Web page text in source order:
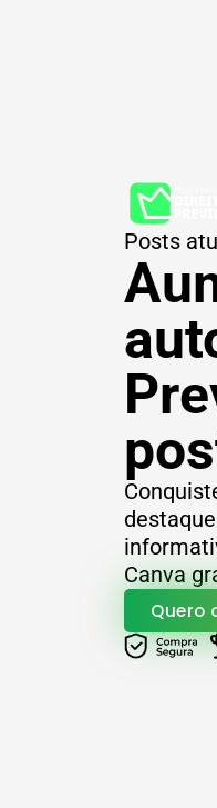
Posts
Canva
Quero